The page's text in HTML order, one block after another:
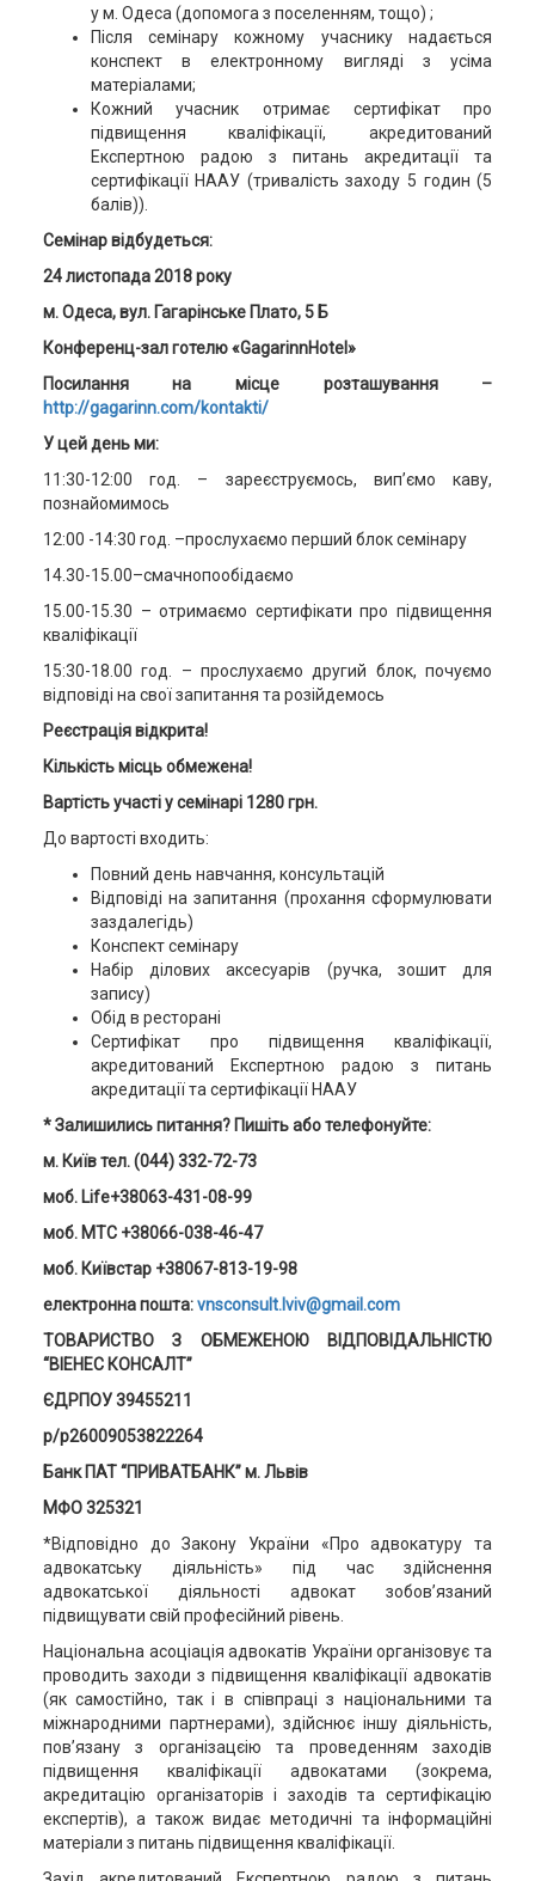
у м. Одеса (допомога з поселенням, тощо) ;
Після семінару кожному учаснику надається
конспект в електронному вигляді з усіма
матеріалами;
Кожний учасник отримає сертифікат про
підвищення кваліфікації, акредитований
Експертною радою з питань акредитації та
сертифікації НААУ (тривалість заходу 5 годин (5
балів)).
Семінар відбудеться:
24 листопада 2018 року
м. Одеса,вул. Гагарінське Плато, 5 Б
Конференц-зал готелю «GagarinnHotel»
Посилання на місце розташування –
http://gagarinn.com/kontakti/
У цей день ми:
11:30-12:00 год. – зареєструємось, вип’ємо каву,
познайомимось
12:00 -14:30 год. –прослухаємо перший блок семінару
14.30-15.00–смачнопообідаємо
15.00-15.30 – отримаємо сертифікати про підвищення
кваліфікації
15:30-18.00 год. – прослухаємо другий блок, почуємо
відповіді на свої запитання та розійдемось
Реєстрація відкрита!
Кількість місць обмежена!
Вартість участі у семінарі 1 280 грн.
До вартості входить:
Повний день навчання, консультацій
Відповіді на запитання (прохання сформулювати
заздалегідь)
Конспект семінару
Набір ділових аксесуарів (ручка, зошит для
запису)
Обід в ресторані
Сертифікат про підвищення кваліфікації,
акредитований Експертною радою з питань
акредитації та сертифікації НААУ
* Залишились питання? Пишіть або телефонуйте:
м. Київ тел. (044) 332-72-73
моб. Life+38063-431-08-99
моб. MTC +38066-038-46-47
моб. Київстар +38067-813-19-98
електронна пошта:vnsconsult.lviv@gmail.com
ТОВАРИСТВО З ОБМЕЖЕНОЮ ВІДПОВІДАЛЬНІСТЮ
“ВІЕНЕС КОНСАЛТ”
ЄДРПОУ 39455211
р/р26009053822264
Банк ПАТ “ПРИВАТБАНК” м. Львів
МФО 325321
*Відповідно до Закону України «Про адвокатуру та
адвокатську діяльність» під час здійснення
адвокатської діяльності адвокат зобов’язаний
підвищувати свій професійний рівень.
Національна асоціація адвокатів України організовує та
проводить заходи з підвищення кваліфікації адвокатів
(як самостійно, так і в співпраці з національними та
міжнародними партнерами), здійснює іншу діяльність,
пов’язану з організацєію та проведенням заходів
підвищення кваліфікації адвокатами (зокрема,
акредитацію організаторів і заходів та сертифікацію
експертів), а також видає методичні та інформаційні
матеріали з питань підвищення кваліфікації.